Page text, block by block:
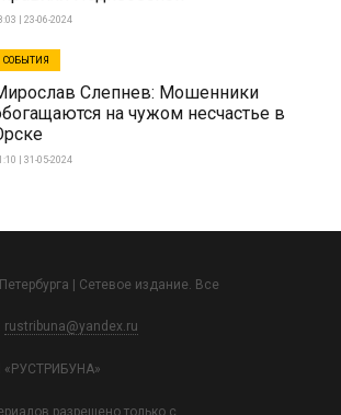
| 23-06-2024
СОБЫТИЯ
Слепнев: Мошенники
на чужом несчастье в
| 31-05-2024
| Сетевое издание. Все
rustribuna@yandex.ru
разрешено только с